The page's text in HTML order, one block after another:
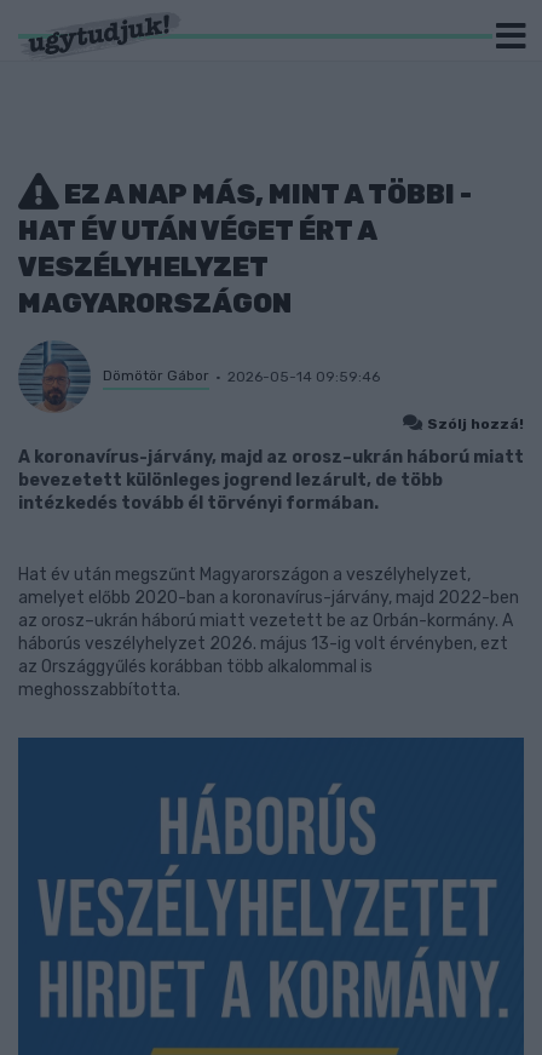
EZ A NAP MÁS, MINT A TÖBBI -
HAT ÉV UTÁN VÉGET ÉRT A
VESZÉLYHELYZET
MAGYARORSZÁGON
Dömötör Gábor 2026-05-14 09:59:46
Szólj hozzá!
A koronavírus-járvány, majd az orosz–ukrán háború miatt
bevezetett különleges jogrend lezárult, de több
intézkedés tovább él törvényi formában.
Hat év után megszűnt Magyarországon a veszélyhelyzet,
amelyet előbb 2020-ban a koronavírus-járvány, majd 2022-ben
az orosz–ukrán háború miatt vezetett be az Orbán-kormány. A
háborús veszélyhelyzet 2026. május 13-ig volt érvényben, ezt
az Országgyűlés korábban több alkalommal is
meghosszabbította.